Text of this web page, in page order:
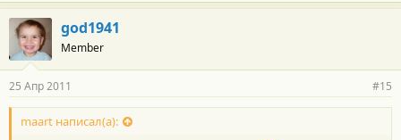
god1941
Member
25 Апр 2011 #15
maart написал(а):